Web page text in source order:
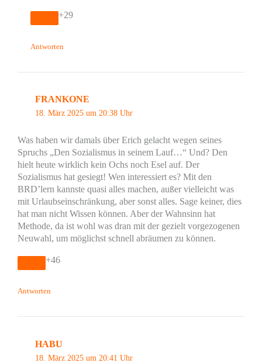
+29
Antworten
FRANKONE
18. März 2025 um 20:38 Uhr
Was haben wir damals über Erich gelacht wegen seines
Spruchs „Den Sozialismus in seinem Lauf…“ Und? Den
hielt heute wirklich kein Ochs noch Esel auf. Der
Sozialismus hat gesiegt! Wen interessiert es? Mit den
BRD’lern kannste quasi alles machen, außer vielleicht was
mit Urlaubseinschränkung, aber sonst alles. Sage keiner, dies
hat man nicht Wissen können. Aber der Wahnsinn hat
Methode, da ist wohl was dran mit der gezielt vorgezogenen
Neuwahl, um möglichst schnell abräumen zu können.
+46
Antworten
HABU
18. März 2025 um 20:41 Uhr